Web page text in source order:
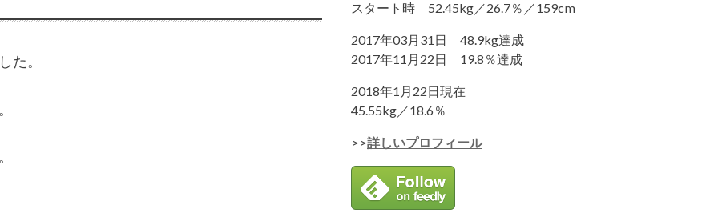
た。
スタート時 52.45kg／26.7％／159cm
2017年03月31日 48.9kg達成
2017年11月22日 19.8％達成
2018年1月22日現在
45.55kg／18.6％
>>詳しいプロフィール